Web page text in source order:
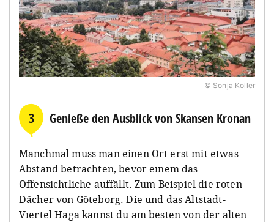
© Sonja Koller
3 Genieße den Ausblick von Skansen Kronan
Manchmal muss man einen Ort erst mit etwas
Abstand betrachten, bevor einem das
Offensichtliche auffällt. Zum Beispiel die roten
Dächer von Göteborg. Die und das Altstadt-
Viertel Haga kannst du am besten von der alten